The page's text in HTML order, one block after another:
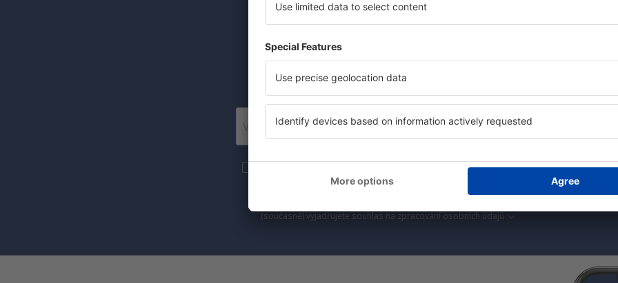
Levné lety, dovolené, eurovíkendy - získejte informace o
akčních letenkách dříve než kdokoli jiný.
Posíláme jen to nejlepší, máte naše čestné
Souhlasím s odběrem marketingových
newsletteru) od eSky.pl S.A. na mnou poskytnutou e-mailovou adresu.
(současně) vyjadřujete souhlas na zpracování osobních údajů